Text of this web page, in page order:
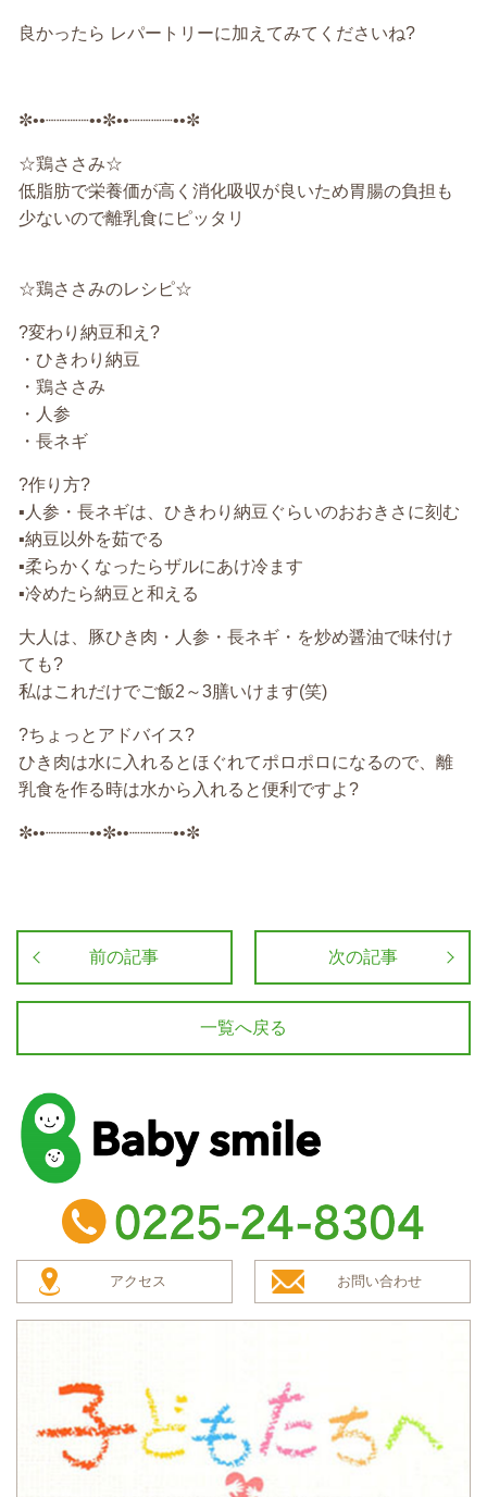
良かったら レパートリーに加えてみてくださいね?
✼••┈┈┈┈••✼••┈┈┈┈••✼
☆鶏ささみ☆
低脂肪で栄養価が高く消化吸収が良いため胃腸の負担も
少ないので離乳食にピッタリ
☆鶏ささみのレシピ☆
?変わり納豆和え?
・ひきわり納豆
・鶏ささみ
・人参
・長ネギ
?作り方?
▪️人参・長ネギは、ひきわり納豆ぐらいのおおきさに刻む
▪️納豆以外を茹でる
▪️柔らかくなったらザルにあけ冷ます
▪️冷めたら納豆と和える
大人は、豚ひき肉・人参・長ネギ・を炒め醤油で味付け
ても?
私はこれだけでご飯2～3膳いけます(笑)
?ちょっとアドバイス?
ひき肉は水に入れるとほぐれてポロポロになるので、離
乳食を作る時は水から入れると便利ですよ?
✼••┈┈┈┈••✼••┈┈┈┈••✼
前の記事 次の記事
一覧へ戻る
baby smile
TEL：0225-24-8304
アクセス お問い合わせ